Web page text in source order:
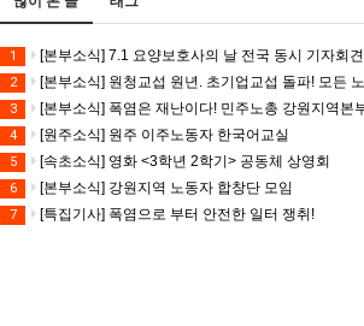
1 [본부소식] 7.1 요양보호사의 날 전국 동시 기자회견
2 [본부소식] 원청교섭 원년. 초기업교섭 돌파! 모든 노동자의 노동기본권 쟁취! 민주
3 [본부소식] 폭염은 재난이다! 민주노총 강원지역본부 폭염감시
4 [원주소식] 원주 이주노동자 한국어교실
5 [속초소식] 영화 <3학년 2학기> 공동체 상영회
6 [본부소식] 강원지역 노동자 합창단 모임
7 [특집기사] 폭염으로 부터 안전한 일터 쟁취!